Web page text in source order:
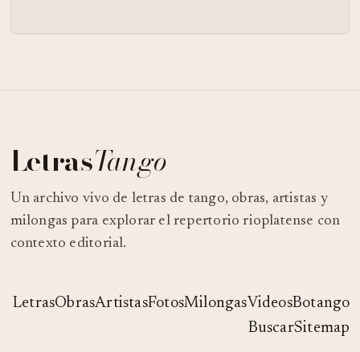
LetrasTango
Un archivo vivo de letras de tango, obras, artistas y
milongas para explorar el repertorio rioplatense con
contexto editorial.
LetrasObrasArtistasFotosMilongasVideosBotango
BuscarSitemap